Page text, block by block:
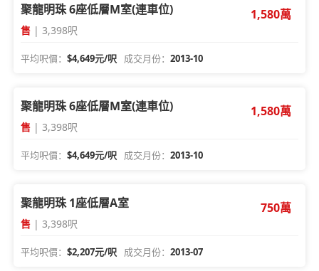
聚龍明珠 6座低層M室(連車位)
售 | 3,398呎
1,580萬
平均呎價：$4,649元/呎 成交月份：2013-10
聚龍明珠 6座低層M室(連車位)
售 | 3,398呎
1,580萬
平均呎價：$4,649元/呎 成交月份：2013-10
聚龍明珠 1座低層A室
售 | 3,398呎
750萬
平均呎價：$2,207元/呎 成交月份：2013-07